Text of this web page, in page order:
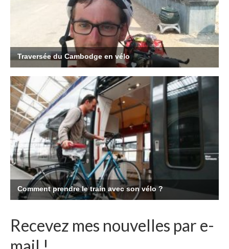
Recevez mes nouvelles par e-